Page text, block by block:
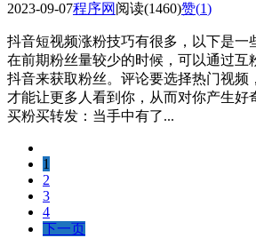
2023-09-07程序网 阅读(1460)赞(1)
抖音短视频涨粉技巧有很多，以下是一
在前期粉丝量较少的时候，可以通过互
抖音来获取粉丝。评论要选择热门视频
才能让更多人看到你，从而对你产生好
买粉买转发：当手中有了...
1
2
3
4
下一页